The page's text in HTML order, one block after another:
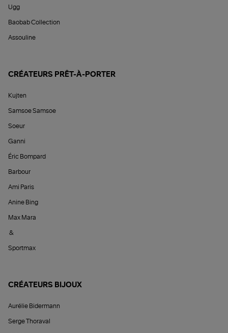
Ugg
Baobab Collection
Assouline
CRÉATEURS PRÊT-À-PORTER
Kujten
Samsoe Samsoe
Soeur
Ganni
Éric Bompard
Barbour
Ami Paris
Anine Bing
Max Mara
&
Sportmax
CRÉATEURS BIJOUX
Aurélie Bidermann
Serge Thoraval